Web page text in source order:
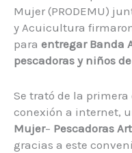
Mujer (PRODEMU)
y Acuicultura
para entregar Banda
pescadoras y niños
Se trató de la
conexión a internet,
Mujer– Pescadoras
gracias a este